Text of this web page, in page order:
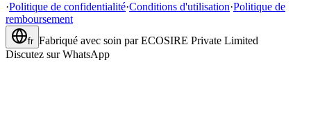
·Politique de confidentialité·Conditions d'utilisation·Politique de
remboursement
fr Fabriqué avec soin par ECOSIRE Private Limited
Discutez sur WhatsApp